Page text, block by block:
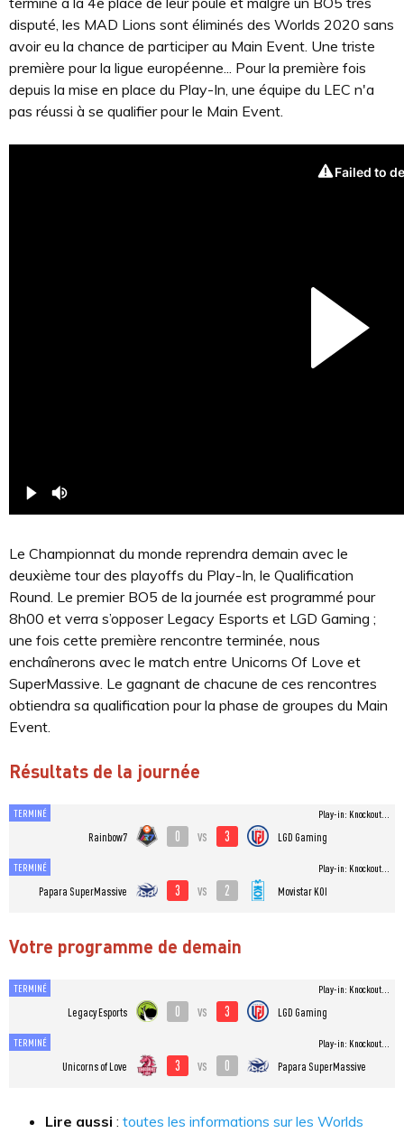
disputé, les MAD Lions sont éliminés des Worlds 2020 sans
avoir eu la chance de participer au Main Event. Une triste
première pour la ligue européenne... Pour la première fois
depuis la mise en place du Play-In, une équipe du LEC n'a
pas réussi à se qualifier pour le Main Event.
Le Championnat du monde reprendra demain avec le
deuxième tour des playoffs du Play-In, le Qualification
Round. Le premier BO5 de la journée est programmé pour
8h00 et verra s’opposer Legacy Esports et LGD Gaming ;
une fois cette première rencontre terminée, nous
enchaînerons avec le match entre Unicorns Of Love et
SuperMassive. Le gagnant de chacune de ces rencontres
obtiendra sa qualification pour la phase de groupes du Main
Event.
Résultats de la journée
TERMINÉ
Rainbow7 0 vs 3 LGD Gaming
Play-in: Knockout...
TERMINÉ
Papara SuperMassive 3 vs 2 Movistar KOI
Play-in: Knockout...
Votre programme de demain
TERMINÉ
Legacy Esports 0 vs 3 LGD Gaming
Play-in: Knockout...
TERMINÉ
Unicorns of Love 3 vs 0 Papara SuperMassive
Play-in: Knockout...
Lire aussi : toutes les informations sur les Worlds